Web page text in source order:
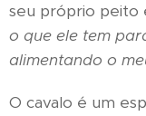
seu próprio peito
o que ele tem
alimentando o
O cavalo é um